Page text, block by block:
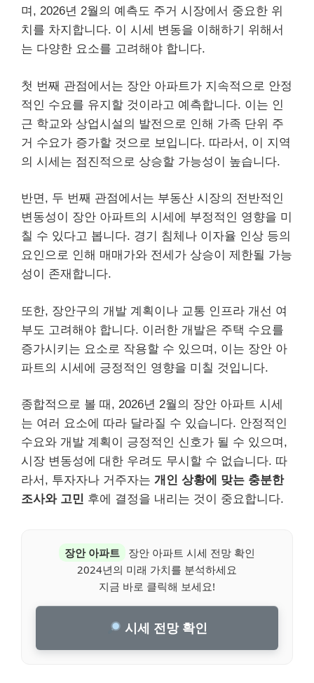
며, 2026년 2월의 예측도 주거 시장에서 중요한 위
치를 차지합니다. 이 시세 변동을 이해하기 위해서
는 다양한 요소를 고려해야 합니다.
첫 번째 관점에서는 장안 아파트가 지속적으로 안정
적인 수요를 유지할 것이라고 예측합니다. 이는 인
근 학교와 상업시설의 발전으로 인해 가족 단위 주
거 수요가 증가할 것으로 보입니다. 따라서, 이 지역
의 시세는 점진적으로 상승할 가능성이 높습니다.
반면, 두 번째 관점에서는 부동산 시장의 전반적인
변동성이 장안 아파트의 시세에 부정적인 영향을 미
칠 수 있다고 봅니다. 경기 침체나 이자율 인상 등의
요인으로 인해 매매가와 전세가 상승이 제한될 가능
성이 존재합니다.
또한, 장안구의 개발 계획이나 교통 인프라 개선 여
부도 고려해야 합니다. 이러한 개발은 주택 수요를
증가시키는 요소로 작용할 수 있으며, 이는 장안 아
파트의 시세에 긍정적인 영향을 미칠 것입니다.
종합적으로 볼 때, 2026년 2월의 장안 아파트 시세
는 여러 요소에 따라 달라질 수 있습니다. 안정적인
수요와 개발 계획이 긍정적인 신호가 될 수 있으며,
시장 변동성에 대한 우려도 무시할 수 없습니다. 따
라서, 투자자나 거주자는 개인 상황에 맞는 충분한
조사와 고민 후에 결정을 내리는 것이 중요합니다.
장안 아파트
장안 아파트 시세 전망 확인
2024년의 미래 가치를 분석하세요
지금 바로 클릭해 보세요!
시세 전망 확인